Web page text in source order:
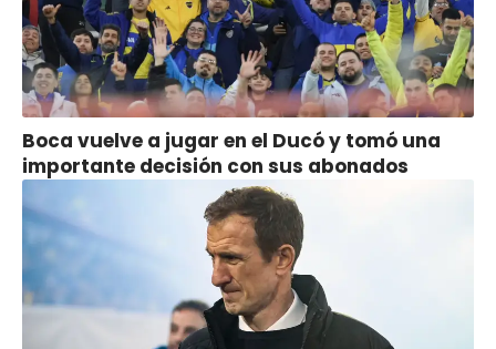
Boca vuelve a jugar en el Ducó y tomó una
importante decisión con sus abonados